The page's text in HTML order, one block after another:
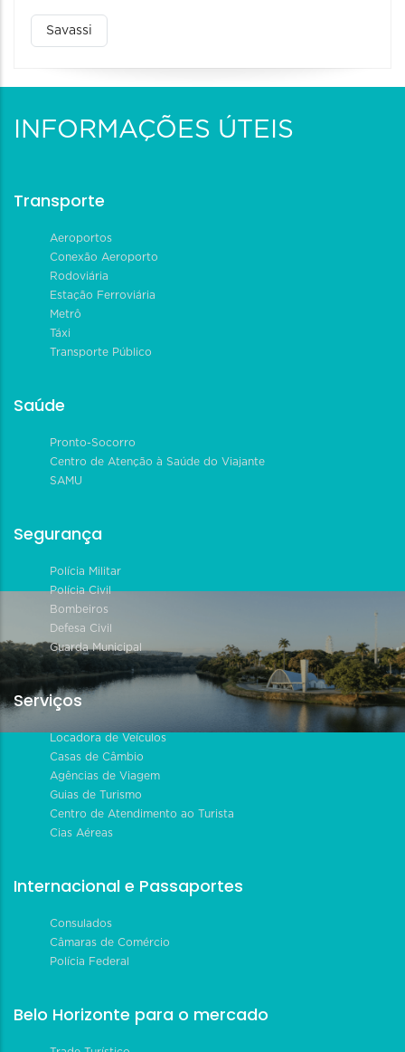
Savassi
INFORMAÇÕES ÚTEIS
Transporte
Aeroportos
Conexão Aeroporto
Rodoviária
Estação Ferroviária
Metrô
Táxi
Transporte Público
Saúde
Pronto-Socorro
Centro de Atenção à Saúde do Viajante
SAMU
Segurança
Polícia Militar
Polícia Civil
Bombeiros
Defesa Civil
Guarda Municipal
Serviços
Locadora de Veículos
Casas de Câmbio
Agências de Viagem
Guias de Turismo
Centro de Atendimento ao Turista
Cias Aéreas
Internacional e Passaportes
Consulados
Câmaras de Comércio
Polícia Federal
Belo Horizonte para o mercado